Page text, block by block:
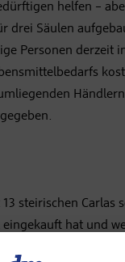
helfen –
drei Säulen
Personen derzeit
steirischen Carlas
hat und
ist, kann diese